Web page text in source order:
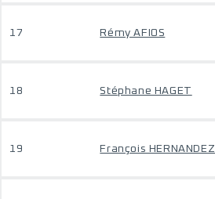
17 Rémy AFIOS
18 Stéphane HAGET
19 François HERNANDEZ